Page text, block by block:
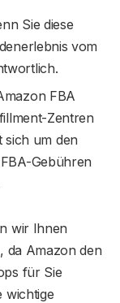
Sie diese
vom
FBA
Zentren
um den
Gebühren
wir Ihnen
da Amazon den
für Sie
wichtige